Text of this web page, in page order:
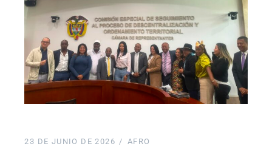
23 DE JUNIO DE 2026 AFRO